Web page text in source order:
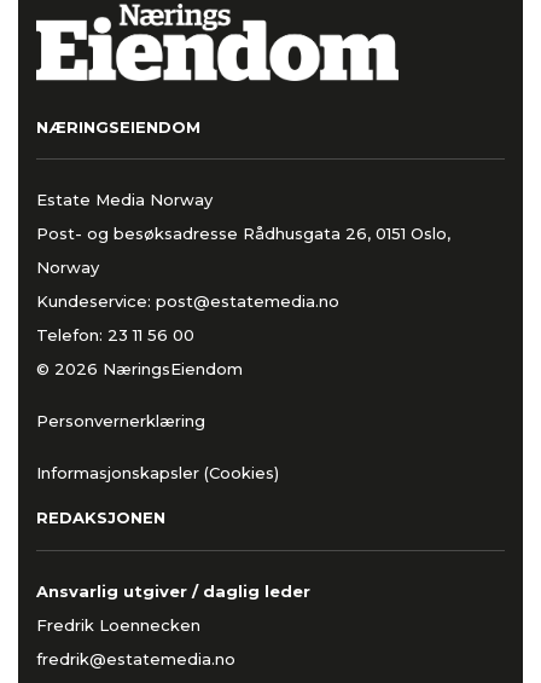
NÆRINGSEIENDOM
Estate Media Norway
Post- og besøksadresse Rådhusgata 26, 0151 Oslo,
Norway
Kundeservice: post@estatemedia.no
Telefon: 23 11 56 00
© 2026 NæringsEiendom
Personvernerklæring
Informasjonskapsler (Cookies)
REDAKSJONEN
Ansvarlig utgiver / daglig leder
Fredrik Loennecken
fredrik@estatemedia.no